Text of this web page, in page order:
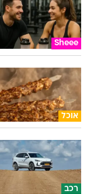
Sheee
אוכל
רכב